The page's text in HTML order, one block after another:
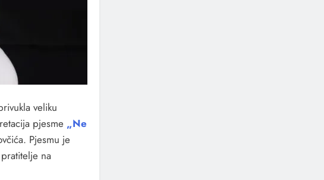
veliku
pjesme „Ne
Pjesmu je
na